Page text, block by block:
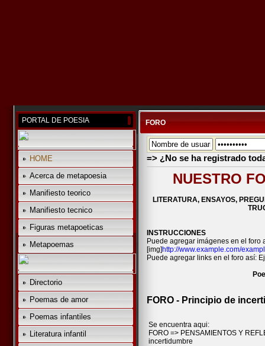
PORTAL DE POESIA
HOME
Acerca de metapoesia
Manifiesto teorico
Manifiesto tecnico
Figuras metapoeticas
Metapoemas
Directorio
Poemas de amor
Poemas infantiles
Literatura infantil
FORO
=> ¿No se ha registrado
NUESTRO
LITERATURA, ENSAYOS,
INSTRUCCIONES
Puede agregar imágenes en el foro
[img] http://www.example.com/
Puede agregar links en el foro así:
FORO - Principio de
Se encuentra aqui:
FORO => PENSAMIENTOS Y
incertidumbre